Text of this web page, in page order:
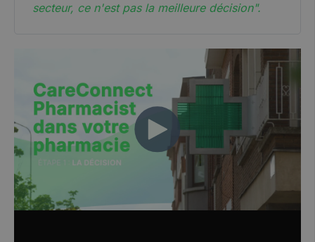
secteur, ce n'est pas la meilleure décision".